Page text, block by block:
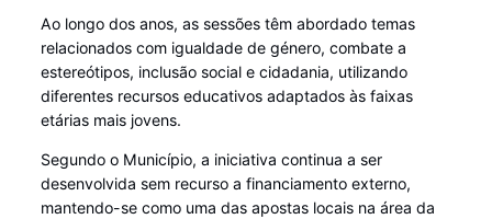
Ao longo dos anos, as sessões têm abordado temas
relacionados com igualdade de género, combate a
estereótipos, inclusão social e cidadania, utilizando
diferentes recursos educativos adaptados às faixas
etárias mais jovens.
Segundo o Município, a iniciativa continua a ser
desenvolvida sem recurso a financiamento externo,
mantendo-se como uma das apostas locais na área da